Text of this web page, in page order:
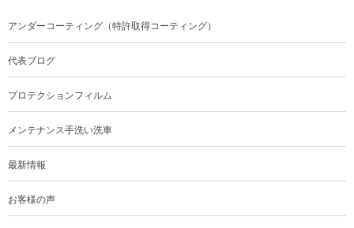
アンダーコーティング（特許取得コーティング）
代表ブログ
プロテクションフィルム
メンテナンス手洗い洗車
最新情報
お客様の声